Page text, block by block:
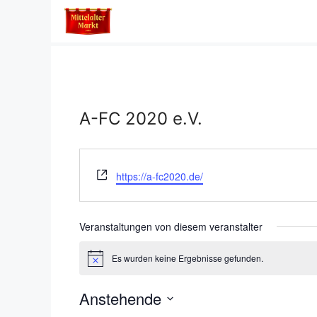
A-FC 2020 e.V.
W
e
b
s
https://a-fc2020.de/
Veranstaltungen von diesem veranstalter
H
w
e
Es wurden keine Ergebnisse gefunden.
Anstehende